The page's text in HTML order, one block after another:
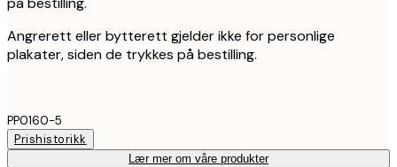
Angrerett eller bytterett gjelder ikke for personlige
plakater, siden de trykkes på bestilling.
PP0160-5
Prishistorikk
Lær mer om våre produkter